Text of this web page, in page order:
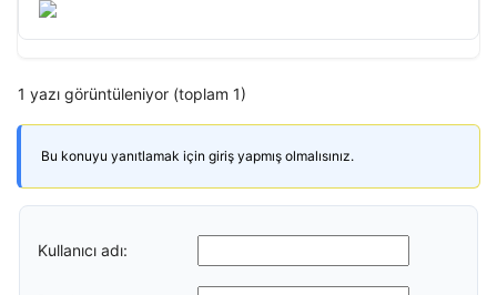
1 yazı görüntüleniyor (toplam 1)
Bu konuyu yanıtlamak için giriş yapmış olmalısınız.
Kullanıcı adı: